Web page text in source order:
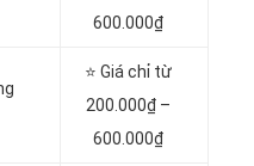
600.000₫
⭐ Giá chỉ từ
200.000₫ –
600.000₫